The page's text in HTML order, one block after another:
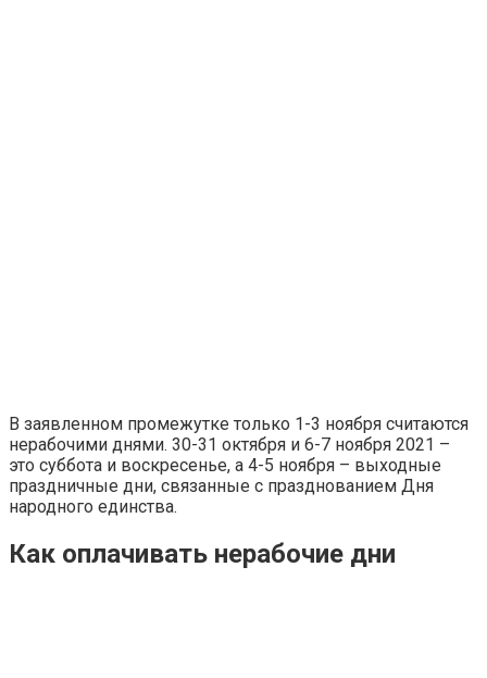
В заявленном промежутке только 1-3 ноября считаются
нерабочими днями. 30-31 октября и 6-7 ноября 2021 –
это суббота и воскресенье, а 4-5 ноября – выходные
праздничные дни, связанные с празднованием Дня
народного единства.
Как оплачивать нерабочие дни